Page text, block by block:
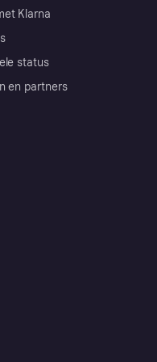
Klarna
status
en partners